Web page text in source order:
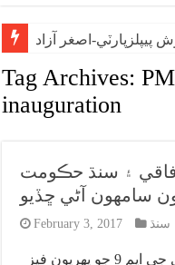
اصغر آزاد
Tag Archives:
inauguration
۽ سنڌ حڪومت
سامهون آڻي ڇڏيو
February 3, 2017 سنڌ